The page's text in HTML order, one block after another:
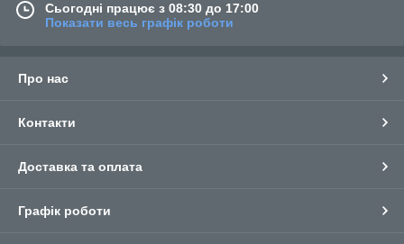
Сьогодні працює з 08:30 до 17:00
Показати весь графік роботи
Про нас
Контакти
Доставка та оплата
Графік роботи